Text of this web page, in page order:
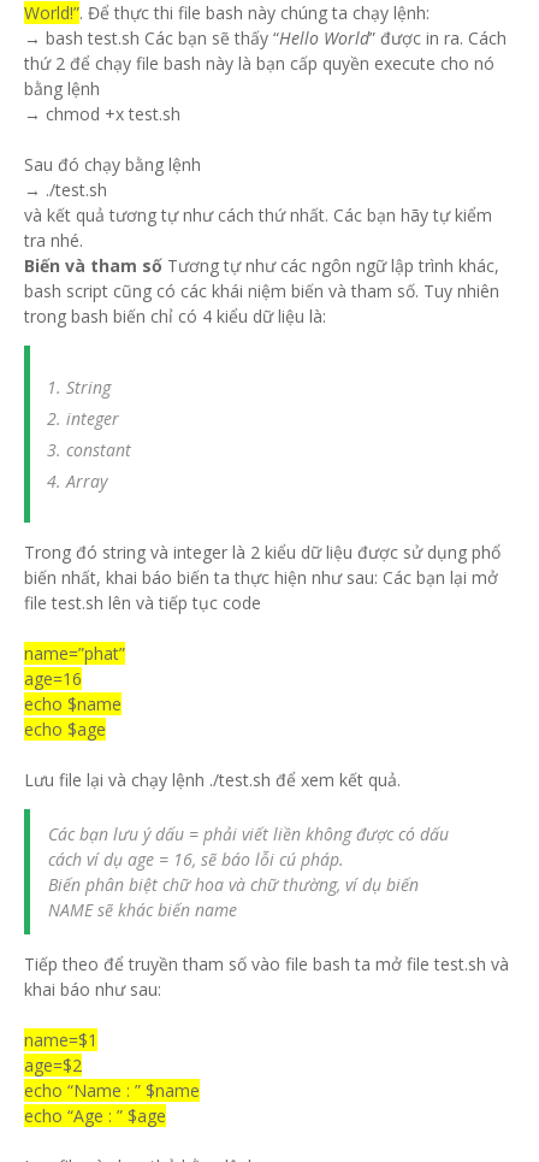
World!”. Để thực thi file bash này chúng ta chạy lệnh:
→ bash test.sh Các bạn sẽ thấy “Hello World” được in ra. Cách
thứ 2 để chạy file bash này là bạn cấp quyền execute cho nó
bằng lệnh
→ chmod +x test.sh
Sau đó chạy bằng lệnh
→ ./test.sh
và kết quả tương tự như cách thứ nhất. Các bạn hãy tự kiểm
tra nhé.
Biến và tham số Tương tự như các ngôn ngữ lập trình khác,
bash script cũng có các khái niệm biến và tham số. Tuy nhiên
trong bash biến chỉ có 4 kiểu dữ liệu là:
String
integer
constant
Array
Trong đó string và integer là 2 kiểu dữ liệu được sử dụng phổ
biến nhất, khai báo biến ta thực hiện như sau: Các bạn lại mở
file test.sh lên và tiếp tục code
name=”phat”
age=16
echo $name
echo $age
Lưu file lại và chạy lệnh ./test.sh để xem kết quả.
Các bạn lưu ý dấu = phải viết liền không được có dấu
cách ví dụ age = 16, sẽ báo lỗi cú pháp.
Biến phân biệt chữ hoa và chữ thường, ví dụ biến
NAME sẽ khác biến name
Tiếp theo để truyền tham số vào file bash ta mở file test.sh và
khai báo như sau:
name=$1
age=$2
echo “Name : ” $name
echo “Age : ” $age